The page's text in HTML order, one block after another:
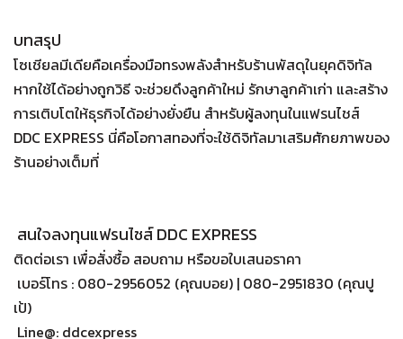
บทสรุป
โซเชียลมีเดียคือเครื่องมือทรงพลังสำหรับร้านพัสดุในยุคดิจิทัล
หากใช้ได้อย่างถูกวิธี จะช่วยดึงลูกค้าใหม่ รักษาลูกค้าเก่า และสร้าง
การเติบโตให้ธุรกิจได้อย่างยั่งยืน สำหรับผู้ลงทุนในแฟรนไชส์
DDC EXPRESS นี่คือโอกาสทองที่จะใช้ดิจิทัลมาเสริมศักยภาพของ
ร้านอย่างเต็มที่
สนใจลงทุนแฟรนไชส์ DDC EXPRESS
ติดต่อเรา เพื่อสั่งซื้อ สอบถาม หรือขอใบเสนอราคา
เบอร์โทร : 080-2956052 (คุณบอย) | 080-2951830 (คุณปู
เป้)
Line@: ddcexpress